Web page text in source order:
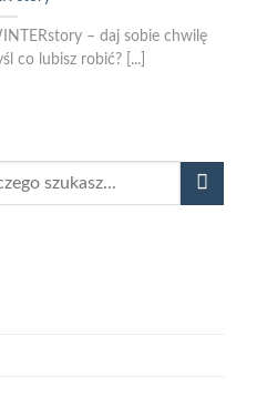
– daj sobie chwilę
co lubisz robić? [...]